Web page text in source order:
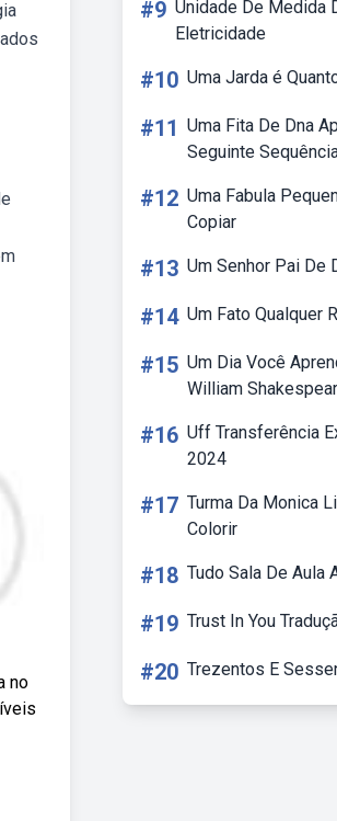
no
#9 Unidade De Medida
Eletricidade
#10 Uma Jarda é
#11 Uma Fita De Dna
Seguinte
#12 Uma Fabula
Copiar
#13 Um Senhor Pai De
#14 Um Fato Qualquer
#15 Um Dia Você
William
#16 Uff Transferência
2024
#17 Turma Da Monica
Colorir
#18 Tudo Sala De Aula
#19 Trust In You
#20 Trezentos E